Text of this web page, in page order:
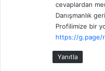
cevaplardan
Danışmanlık
Profilimize bir
https://g.page/
Yanıtla